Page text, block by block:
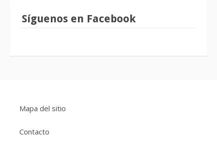
Síguenos en Facebook
Mapa del sitio
Contacto